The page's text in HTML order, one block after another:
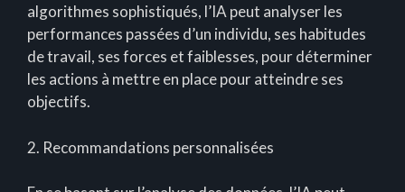
algorithmes sophistiqués, l’IA peut analyser les
performances passées d’un individu, ses habitudes
de travail, ses forces et faiblesses, pour déterminer
les actions à mettre en place pour atteindre ses
objectifs.
2. Recommandations personnalisées